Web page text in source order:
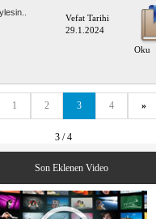
Vefat Tarihi
29.1.2024
Oku
1 2 3 4 »
3 / 4
Son Eklenen Video